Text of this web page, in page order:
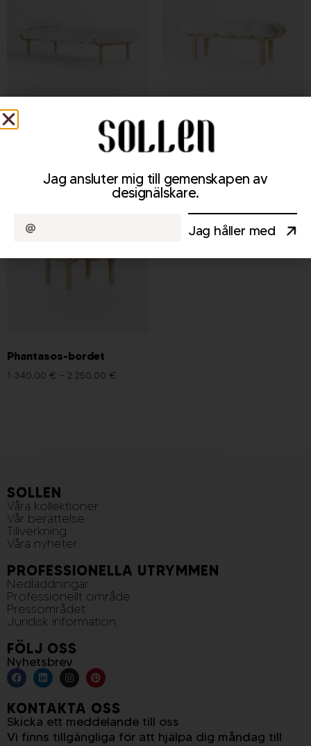
Morpheus dagbädd Selene bänk
1 950,00 €
Phantasos-bordet
1 340,00 € – 2 250,00 €
SOLLEN
Våra kollektioner
Vår berättelse
Tillverkning
Våra nyheter
PROFESSIONELLA UTRYMMEN
Nedladdningar
Professionellt område
Pressområdet
Juridisk information
FÖLJ OSS
Nyhetsbrev
KONTAKTA OSS
Skicka ett meddelande till oss
Vi finns tillgängliga för att hjälpa dig måndag till
Jag ansluter mig till gemenskapen av
designälskare.
Jag håller med